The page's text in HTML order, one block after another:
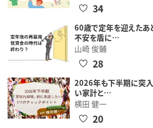
34
60歳で定年を迎えた
不安を盾に…
山崎 俊輔
28
2026年も下半期に突入
い家計と…
横田 健一
20